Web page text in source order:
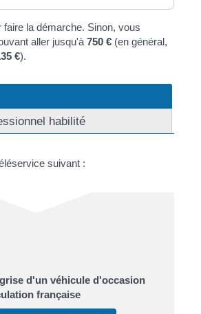
la démarche. Sinon, vous
aller jusqu'à750 € (en général,
€).
habilité
suivant :
d'un véhicule d'occasion
française